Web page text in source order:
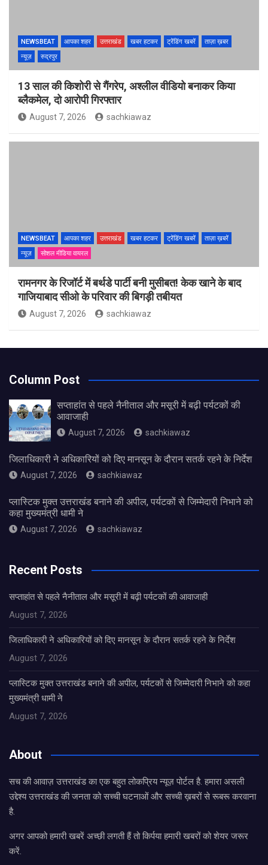
NEWSBEAT आपका शहर उत्तराखंड खबर हटकर ट्रेंडिंग खबरें
ताज़ा ख़बर
न्यूज़
रुद्रपुर
13 साल की किशोरी से गैंगरेप, अश्लील वीडियो बनाकर किया
ब्लैकमेल, दो आरोपी गिरफ्तार
August 7, 2026 sachkiawaz
NEWSBEAT आपका शहर उत्तराखंड खबर हटकर ट्रेंडिंग खबरें
ताज़ा ख़बरें
न्यूज़
सोशल मीडिया वायरल
रामनगर के रिजॉर्ट में बर्थडे पार्टी बनी मुसीबत! केक खाने के बाद
गाजियाबाद सीओ के परिवार की बिगड़ी तबीयत
August 7, 2026 sachkiawaz
Column Post
सप्ताहांत से पहले नैनीताल और मसूरी में बढ़ी पर्यटकों की
आवाजाही
August 7, 2026 sachkiawaz
जिलाधिकारी ने अधिकारियों को दिए मानसून के दौरान सतर्क रहने के निर्देश
August 7, 2026 sachkiawaz
प्लास्टिक मुक्त उत्तराखंड बनाने की अपील, पर्यटकों से जिम्मेदारी निभाने को
कहा मुख्यमंत्री धामी ने
August 7, 2026 sachkiawaz
Recent Posts
सप्ताहांत से पहले नैनीताल और मसूरी में बढ़ी पर्यटकों की आवाजाही
August 7, 2026
जिलाधिकारी ने अधिकारियों को दिए मानसून के दौरान सतर्क रहने के निर्देश
August 7, 2026
प्लास्टिक मुक्त उत्तराखंड बनाने की अपील, पर्यटकों से जिम्मेदारी निभाने को कहा
मुख्यमंत्री धामी ने
August 7, 2026
About
सच की आवाज़ उत्तराखंड का एक बहुत लोकप्रिय न्यूज़ पोर्टल है. हमारा असली
उद्देश्य उत्तराखंड की जनता को सच्ची घटनाओं और सच्ची ख़बरों से रूबरू करवाना
है.
अगर आपको हमारी खबरें अच्छी लगती हैं तो किर्पया हमारी खबरों को शेयर जरूर
करें.